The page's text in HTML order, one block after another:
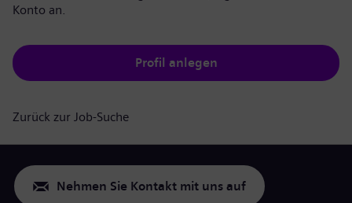
Konto an.
Profil anlegen
Zurück zur Job-Suche
Nehmen Sie Kontakt mit uns auf